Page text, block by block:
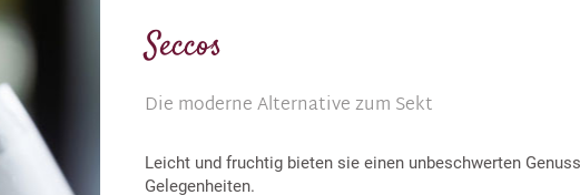
Seccos
Die moderne Alternative zum Sekt
Leicht und fruchtig bieten sie einen unbeschwerten
Gelegenheiten.